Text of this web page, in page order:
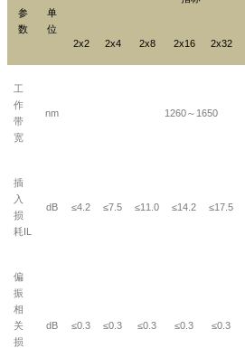
参
数
单
位
2x2 2x4 2x8 2x16 2x32
工
作
带
宽
nm 1260～ 1650
插
入
损
耗IL
dB ≤4.2 ≤7.5 ≤11.0 ≤14.2 ≤17.5
偏
振
相
关
损
dB ≤0.3 ≤0.3 ≤0.3 ≤0.3 ≤0.3